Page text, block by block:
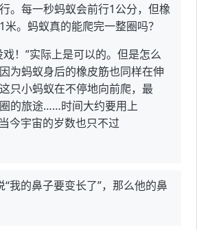
。每一秒蚂蚁会前行1公分，但橡
。蚂蚁真的能爬完一整圈吗？
！”实际上是可以的。但是怎么
为蚂蚁身后的橡皮筋也同样在伸
只小蚂蚁在不停地向前爬，最
的旅途……时间大约要用上
今宇宙的岁数也只不过
“我的鼻子要变长了”，那么他的鼻